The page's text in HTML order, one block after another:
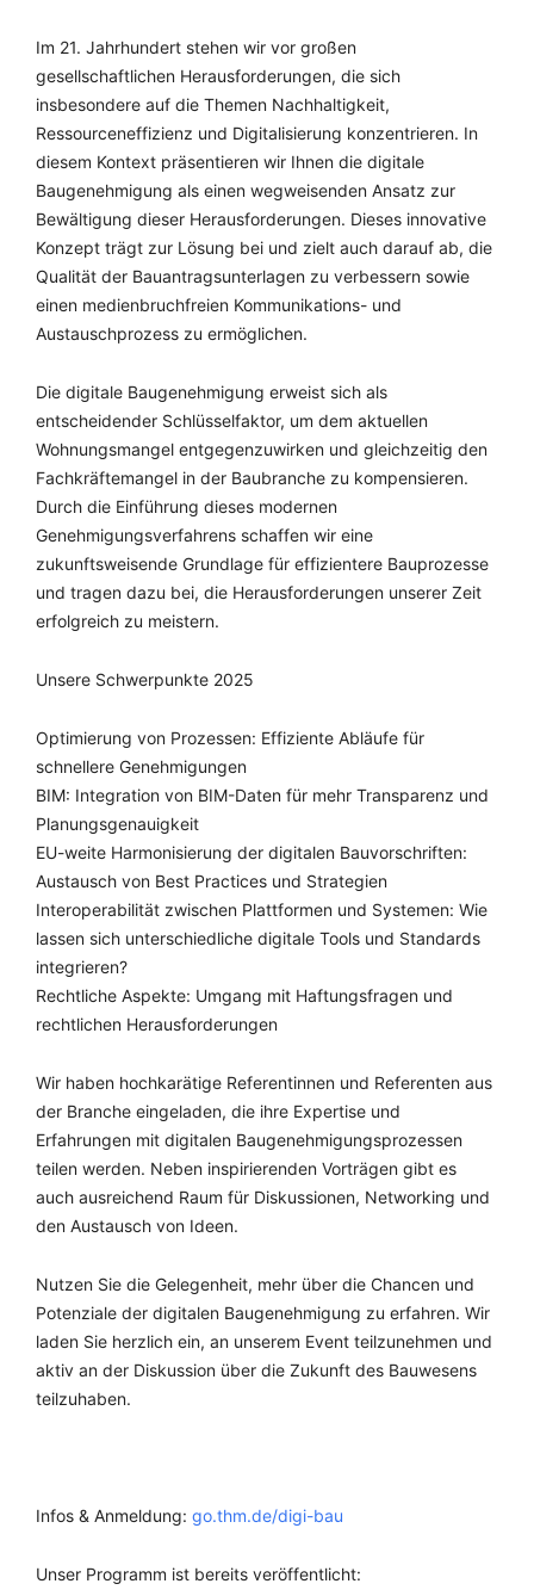
Im 21. Jahrhundert stehen wir vor großen
gesellschaftlichen Herausforderungen, die sich
insbesondere auf die Themen Nachhaltigkeit,
Ressourceneffizienz und Digitalisierung konzentrieren. In
diesem Kontext präsentieren wir Ihnen die digitale
Baugenehmigung als einen wegweisenden Ansatz zur
Bewältigung dieser Herausforderungen. Dieses innovative
Konzept trägt zur Lösung bei und zielt auch darauf ab, die
Qualität der Bauantragsunterlagen zu verbessern sowie
einen medienbruchfreien Kommunikations- und
Austauschprozess zu ermöglichen.
Die digitale Baugenehmigung erweist sich als
entscheidender Schlüsselfaktor, um dem aktuellen
Wohnungsmangel entgegenzuwirken und gleichzeitig den
Fachkräftemangel in der Baubranche zu kompensieren.
Durch die Einführung dieses modernen
Genehmigungsverfahrens schaffen wir eine
zukunftsweisende Grundlage für effizientere Bauprozesse
und tragen dazu bei, die Herausforderungen unserer Zeit
erfolgreich zu meistern.
Unsere Schwerpunkte 2025
Optimierung von Prozessen: Effiziente Abläufe für
schnellere Genehmigungen
BIM: Integration von BIM-Daten für mehr Transparenz und
Planungsgenauigkeit
EU-weite Harmonisierung der digitalen Bauvorschriften:
Austausch von Best Practices und Strategien
Interoperabilität zwischen Plattformen und Systemen: Wie
lassen sich unterschiedliche digitale Tools und Standards
integrieren?
Rechtliche Aspekte: Umgang mit Haftungsfragen und
rechtlichen Herausforderungen
Wir haben hochkarätige Referentinnen und Referenten aus
der Branche eingeladen, die ihre Expertise und
Erfahrungen mit digitalen Baugenehmigungsprozessen
teilen werden. Neben inspirierenden Vorträgen gibt es
auch ausreichend Raum für Diskussionen, Networking und
den Austausch von Ideen.
Nutzen Sie die Gelegenheit, mehr über die Chancen und
Potenziale der digitalen Baugenehmigung zu erfahren. Wir
laden Sie herzlich ein, an unserem Event teilzunehmen und
aktiv an der Diskussion über die Zukunft des Bauwesens
teilzuhaben.
Infos & Anmeldung: go.thm.de/digi-bau
Unser Programm ist bereits veröffentlicht: